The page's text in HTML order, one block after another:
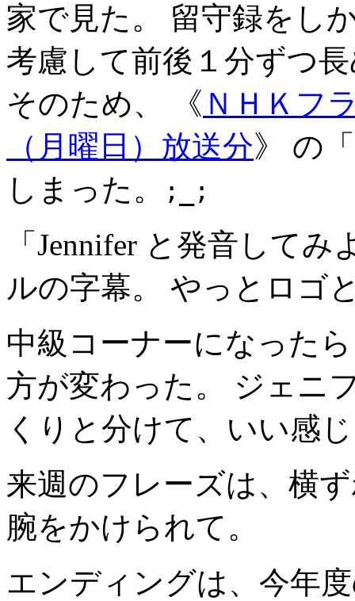
家で見た。 留守録をし
考慮して前後１分ずつ
そのため、 《 ＮＨＫフ
（月曜日）放送分》 の
しまった。
;_;
「Jennifer と発音して
ルの字幕。 やっとロゴ
中級コーナーになった
方が変わった。 ジェニ
くりと分けて、いい感
来週のフレーズは、横
腕をかけられて。
エンディングは、今年